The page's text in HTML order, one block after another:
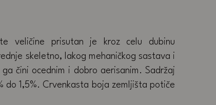
veličine prisutan je kroz celu dubinu
skeletno, lakog mehaničkog sastava i
čini ocednim i dobro aerisanim. Sadržaj
do 1,5%. Crvenkasta boja zemljišta potiče